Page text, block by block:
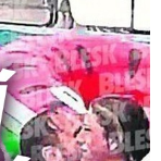
studená
tlaku.
-